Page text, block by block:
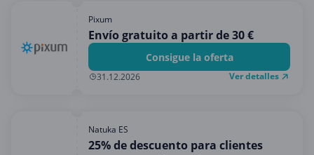
Pixum
Envío gratuito a partir de 30 €
Consigue la oferta
31.12.2026 Ver detalles
Natuka ES
25% de descuento para clientes